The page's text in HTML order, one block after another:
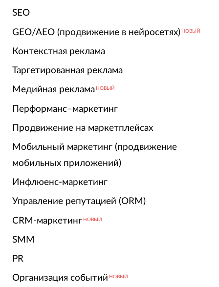
SEO
GEO/AEO (продвижение в нейросетях) НОВЫЙ
Контекстная реклама
Таргетированная реклама
Медийная реклама НОВЫЙ
Перформанс–маркетинг
Продвижение на маркетплейсах
Мобильный маркетинг (продвижение
мобильных приложений)
Инфлюенс-маркетинг
Управление репутацией (ORM)
CRM-маркетинг НОВЫЙ
SMM
PR
Организация событий НОВЫЙ